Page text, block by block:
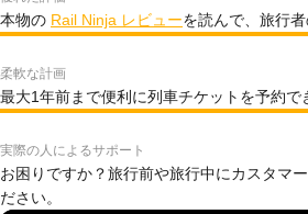
本物の Rail Ninja レビューを読んで、旅行
柔軟な計画
最大1年前まで便利に列車チケットを予約で
実際の人によるサポート
お困りですか？旅行前や旅行中にカスタマ
ださい。